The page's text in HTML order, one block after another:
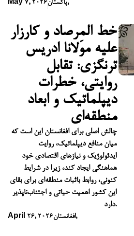
May 7, 2026پاکستان,
خط المِرصاد و کارزار
علیه مولانا ادریس
ترنگزی: تقابل
روایتی، خطرات
دیپلماتیک و ابعاد
منطقه‌ای
چالش اصلی برای افغانستان این است که
میان منافع دیپلماتیک، روایت
ایدئولوژیک و نیازهای اقتصادی خود
هماهنگی ایجاد کند، زیرا در شرایط
کنونی، روابط باثبات منطقه‌ای برای بقای
این کشور اهمیت حیاتی و اجتناب‌ناپذیر
دارد.
April 26, 2026افغانستان,